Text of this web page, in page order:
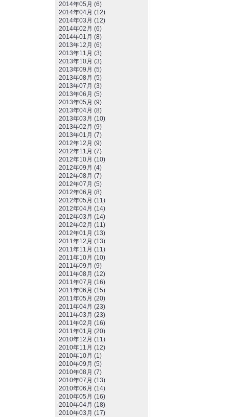
2014年05月 (6)
2014年04月 (12)
2014年03月 (12)
2014年02月 (6)
2014年01月 (8)
2013年12月 (6)
2013年11月 (3)
2013年10月 (3)
2013年09月 (5)
2013年08月 (5)
2013年07月 (3)
2013年06月 (5)
2013年05月 (9)
2013年04月 (8)
2013年03月 (10)
2013年02月 (9)
2013年01月 (7)
2012年12月 (9)
2012年11月 (7)
2012年10月 (10)
2012年09月 (4)
2012年08月 (7)
2012年07月 (5)
2012年06月 (8)
2012年05月 (11)
2012年04月 (14)
2012年03月 (14)
2012年02月 (11)
2012年01月 (13)
2011年12月 (13)
2011年11月 (11)
2011年10月 (10)
2011年09月 (9)
2011年08月 (12)
2011年07月 (16)
2011年06月 (15)
2011年05月 (20)
2011年04月 (23)
2011年03月 (23)
2011年02月 (16)
2011年01月 (20)
2010年12月 (11)
2010年11月 (12)
2010年10月 (1)
2010年09月 (5)
2010年08月 (7)
2010年07月 (13)
2010年06月 (14)
2010年05月 (16)
2010年04月 (18)
2010年03月 (17)